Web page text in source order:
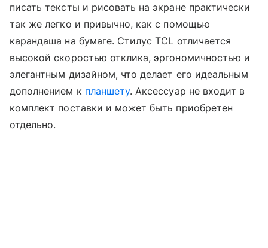
писать тексты и рисовать на экране практически
так же легко и привычно, как с помощью
карандаша на бумаге. Стилус TCL отличается
высокой скоростью отклика, эргономичностью и
элегантным дизайном, что делает его идеальным
дополнением к планшету. Аксессуар не входит в
комплект поставки и может быть приобретен
отдельно.